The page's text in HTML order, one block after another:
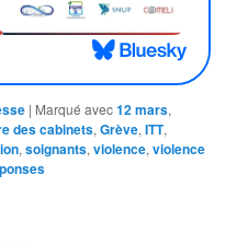
| Marqué avec12 mars,
des cabinets,Grève,ITT,
,soignants,violence,violence